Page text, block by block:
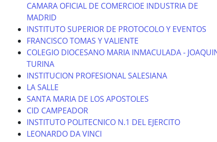
CAMARA OFICIAL DE COMERCIOE INDUSTRIA DE
MADRID
INSTITUTO SUPERIOR DE PROTOCOLO Y EVENTOS
FRANCISCO TOMAS Y VALIENTE
COLEGIO DIOCESANO MARIA INMACULADA -
TURINA
INSTITUCION PROFESIONAL SALESIANA
LA SALLE
SANTA MARIA DE LOS APOSTOLES
CID CAMPEADOR
INSTITUTO POLITECNICO N.1 DEL EJERCITO
LEONARDO DA VINCI